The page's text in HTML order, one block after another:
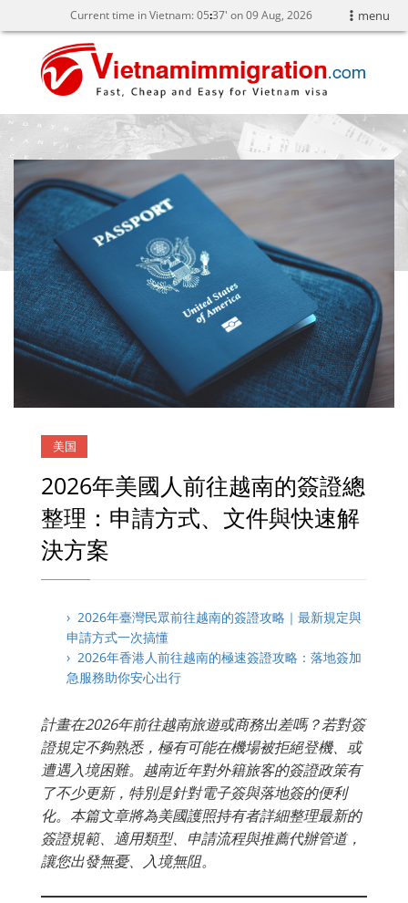
menu
Current time in Vietnam:05 37' on 09 Aug, 2026
美国
2026年美國人前往越南的簽證總
整理：申請方式、文件與快速解
決方案
› 2026年臺灣民眾前往越南的簽證攻略｜最新規定與
申請方式一次搞懂
› 2026年香港人前往越南的極速簽證攻略：落地簽加
急服務助你安心出行
計畫在2026年前往越南旅遊或商務出差嗎？若對簽
證規定不夠熟悉，極有可能在機場被拒絕登機、或
遭遇入境困難。越南近年對外籍旅客的簽證政策有
了不少更新，特別是針對電子簽與落地簽的便利
化。本篇文章將為美國護照持有者詳細整理最新的
簽證規範、適用類型、申請流程與推薦代辦管道，
讓您出發無憂、入境無阻。